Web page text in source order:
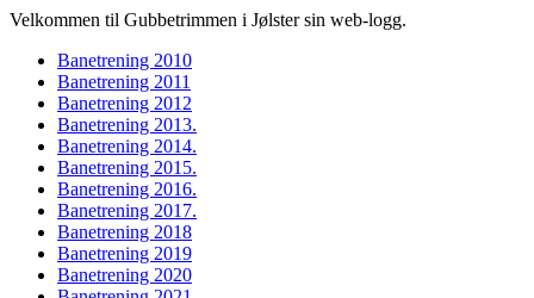
Velkommen til Gubbetrimmen i Jølster sin web-logg.
Banetrening 2010
Banetrening 2011
Banetrening 2012
Banetrening 2013.
Banetrening 2014.
Banetrening 2015.
Banetrening 2016.
Banetrening 2017.
Banetrening 2018
Banetrening 2019
Banetrening 2020